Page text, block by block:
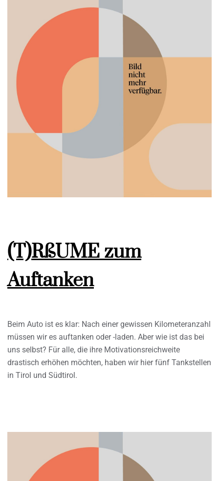
(T)RßUME zum
Auftanken
Beim Auto ist es klar: Nach einer gewissen Kilometeranzahl
müssen wir es auftanken oder -laden. Aber wie ist das bei
uns selbst? Für alle, die ihre Motivationsreichweite
drastisch erhöhen möchten, haben wir hier fünf Tankstellen
in Tirol und Südtirol.